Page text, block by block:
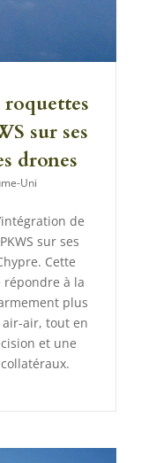
sur ses
drones
Uni
de
sur ses
Cette
répondre à la
plus
air, tout en
et une